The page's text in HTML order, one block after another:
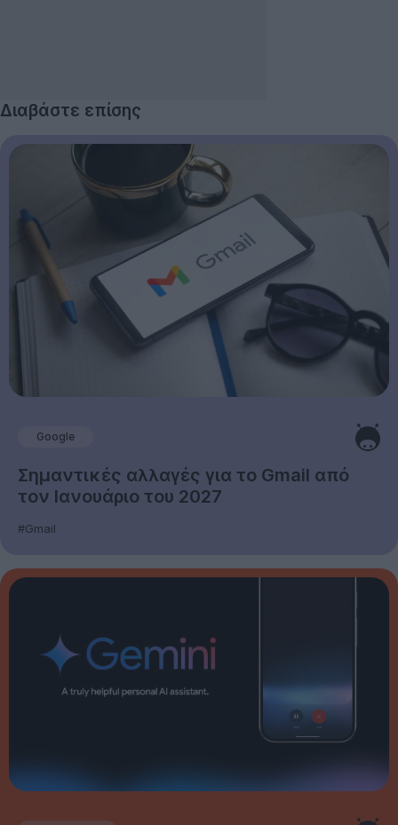
Διαβάστε επίσης
Google
Σημαντικές αλλαγές για το Gmail από
τον Ιανουάριο του 2027
#Gmail